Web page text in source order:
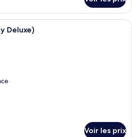
Une chambre d’hôtel avec un lit, un
Deluxe)
Voir les prix